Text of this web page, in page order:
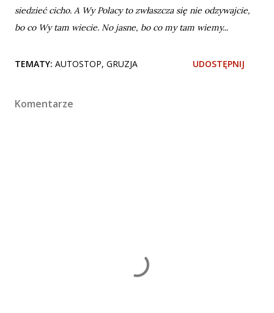
siedzieć cicho. A Wy Polacy to zwłaszcza się nie odzywajcie,
bo co Wy tam wiecie. No jasne, bo co my tam wiemy...
TEMATY: AUTOSTOP GRUZJA UDOSTĘPNIJ
Komentarze